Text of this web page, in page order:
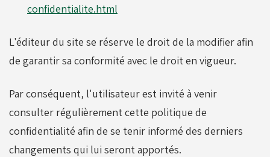
confidentialite.html
L'éditeur du site se réserve le droit de la modifier afin
de garantir sa conformité avec le droit en vigueur.
Par conséquent, l'utilisateur est invité à venir
consulter régulièrement cette politique de
confidentialité afin de se tenir informé des derniers
changements qui lui seront apportés.